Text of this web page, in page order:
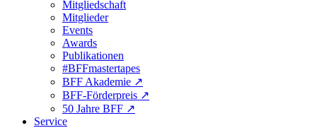
Mitgliedschaft
Mitglieder
Events
Awards
Publikationen
#BFFmastertapes
BFF Akademie ↗︎
BFF-Förderpreis ↗︎
50 Jahre BFF ↗︎
Service